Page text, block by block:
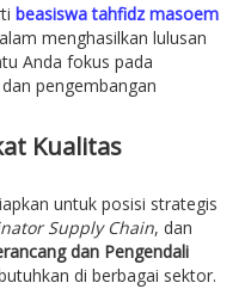
beasiswa tahfidz masoem
menghasilkan lulusan
Anda fokus pada
pengembangan
Kualitas
untuk posisi strategis
Supply Chain, dan
dan Pengendali
di berbagai sektor.